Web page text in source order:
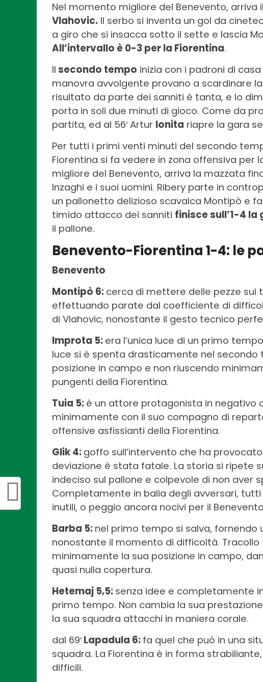
Nel momento migliore del Benevento, arriva
Vlahovic. Il serbo si inventa un gol da
a giro che si insacca sotto il sette e lascia
All’intervallo è 0-3 per la Fiorentina.
Il secondo tempo inizia con i padroni di
manovra avvolgente provano a scardinare
risultato da parte dei sanniti è tanta, e lo
porta in soli due minuti di gioco. Come da
partita, ed al 56′ Artur Ionita riapre la gara
Per tutti i primi venti minuti del secondo
Fiorentina si fa vedere in zona offensiva per
migliore del Benevento, arriva la mazzata
Inzaghi e i suoi uomini. Ribery parte in
un pallonetto delizioso scavalca Montipò e
timido attacco dei sanniti finisce sull’1-4 la
il pallone.
Benevento-Fiorentina 1-4: le
Benevento
Montipò 6: cerca di mettere delle pezze sui
effettuando parate dal coefficiente di
di Vlahovic, nonostante il gesto tecnico
Improta 5: era l’unica luce di un primo
luce si è spenta drasticamente nel
posizione in campo e non riuscendo
pungenti della Fiorentina.
Tuia 5: è un attore protagonista in negativo
minimamente con il suo compagno di
offensive asfissianti della Fiorentina.
Glik 4: goffo sull’intervento che ha
deviazione è stata fatale. La storia si ripete
indeciso sul pallone e colpevole di non aver
Completamente in balia degli avversari,
inutili, o peggio ancora nocivi per il
Barba 5: nel primo tempo si salva, fornendo
nonostante il momento di difficoltà.
minimamente la sua posizione in campo,
quasi nulla copertura.
Hetemaj 5,5: senza idee e completamente
primo tempo. Non cambia la sua
la sua squadra attacchi in maniera corale.
dal 69′ Lapadula 6: fa quel che può in una
squadra. La Fiorentina è in forma
difficili.